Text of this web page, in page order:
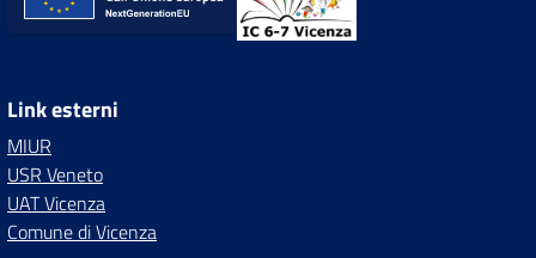
Link esterni
MIUR
USR Veneto
UAT Vicenza
Comune di Vicenza